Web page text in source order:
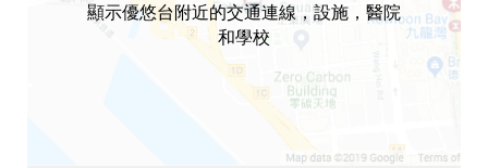
顯示優悠台附近的交通連線，設施，醫院
和學校